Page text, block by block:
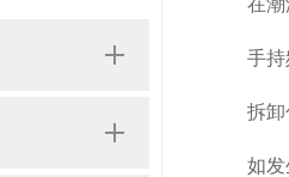
在潮湿
手持频
拆卸包
如发生